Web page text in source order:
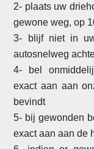
2- plaats uw
gewone weg, op
3- blijf niet in
autosnelweg
4- bel
exact aan aan
bevindt
5- bij gewonden
exact aan aan de